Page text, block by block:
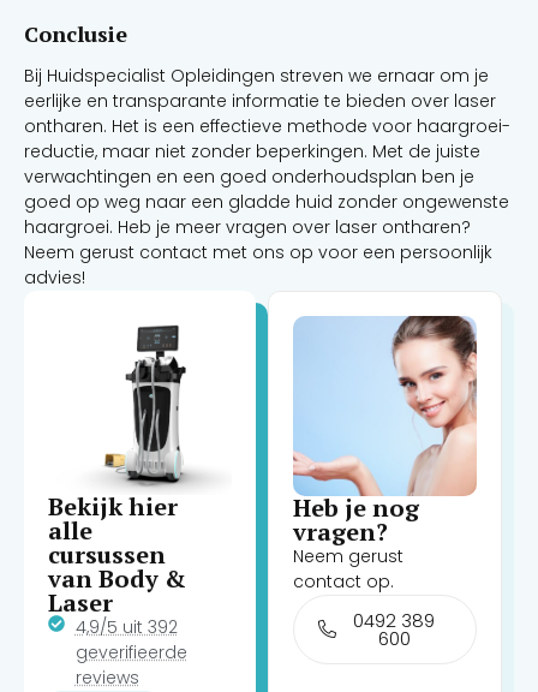
Conclusie
Bij Huidspecialist Opleidingen streven we ernaar om je
eerlijke en transparante informatie te bieden over laser
ontharen. Het is een effectieve methode voor haargroei-
reductie, maar niet zonder beperkingen. Met de juiste
verwachtingen en een goed onderhoudsplan ben je
goed op weg naar een gladde huid zonder ongewenste
haargroei. Heb je meer vragen over laser ontharen?
Neem gerust contact met ons op voor een persoonlijk
advies!
Bekijk hier
alle
cursussen
van Body &
Laser
4,9/5 uit 392
geverifieerde
reviews
Heb je nog
vragen?
Neem gerust
contact op.
0492 389
600